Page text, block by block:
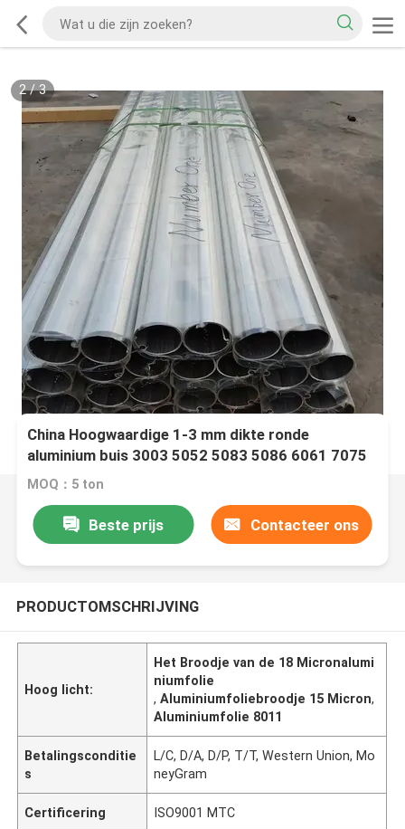
2/3
China Hoogwaardige 1-3 mm dikte ronde
aluminium buis 3003 5052 5083 5086 6061 7075
aluminium buis
MOQ：5 ton
Beste prijs Contacteer ons
PRODUCTOMSCHRIJVING
Hoog licht:
Het Broodje van de 18 Micronalumi
niumfolie
,Aluminiumfoliebroodje 15 Micron,
Aluminiumfolie 8011
Betalingsconditie
s
L/C, D/A, D/P, T/T, Western Union, Mo
neyGram
Certificering ISO9001 MTC